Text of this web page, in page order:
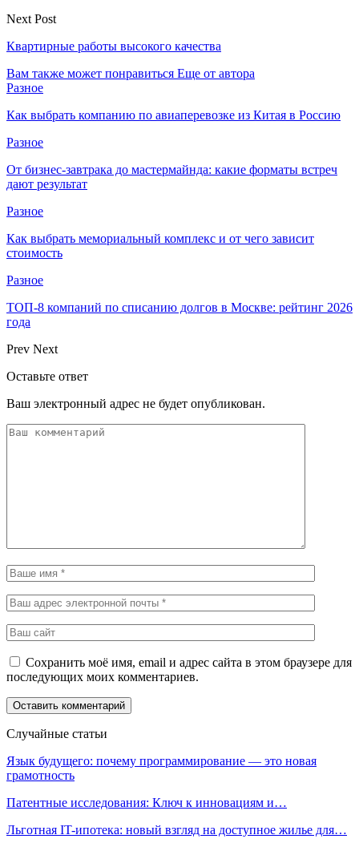
Next Post
Квартирные работы высокого качества
Вам также может понравиться Еще от автора
Разное
Как выбрать компанию по авиаперевозке из Китая в Россию
Разное
От бизнес-завтрака до мастермайнда: какие форматы встреч
дают результат
Разное
Как выбрать мемориальный комплекс и от чего зависит
стоимость
Разное
ТОП-8 компаний по списанию долгов в Москве: рейтинг 2026
года
Prev Next
Оставьте ответ
Ваш электронный адрес не будет опубликован.
Сохранить моё имя, email и адрес сайта в этом браузере для
последующих моих комментариев.
Случайные статьи
Язык будущего: почему программирование — это новая
грамотность
Патентные исследования: Ключ к инновациям и…
Льготная IT-ипотека: новый взгляд на доступное жилье для…